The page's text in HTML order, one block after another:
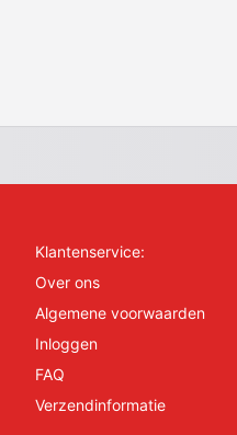
Klantenservice:
Over ons
Algemene voorwaarden
Inloggen
FAQ
Verzendinformatie